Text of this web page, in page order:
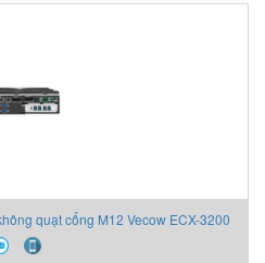
quạt cổng M12 Vecow ECX-3200